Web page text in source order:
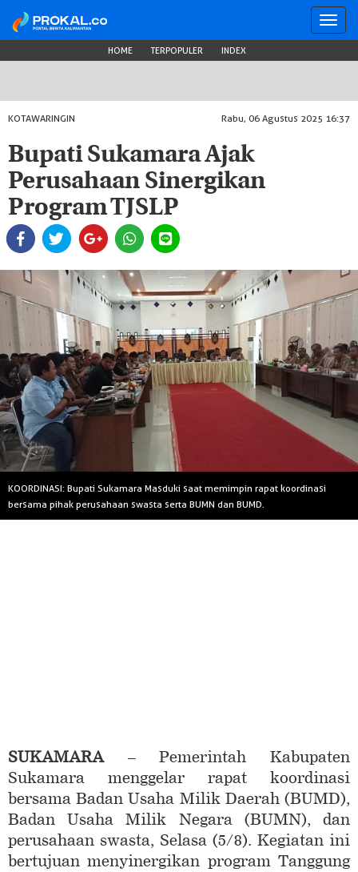
HOME TERPOPULER INDEX
KOTAWARINGIN Rabu, 06 Agustus 2025 16:37
Bupati Sukamara Ajak
Perusahaan Sinergikan
Program TJSLP
KOORDINASI: Bupati Sukamara Masduki saat memimpin rapat koordinasi
bersama pihak perusahaan swasta serta BUMN dan BUMD.
SUKAMARA– Pemerintah Kabupaten
Sukamara menggelar rapat koordinasi
bersama Badan Usaha Milik Daerah (BUMD),
Badan Usaha Milik Negara (BUMN), dan
perusahaan swasta, Selasa (5/8). Kegiatan ini
bertujuan menyinergikan program Tanggung